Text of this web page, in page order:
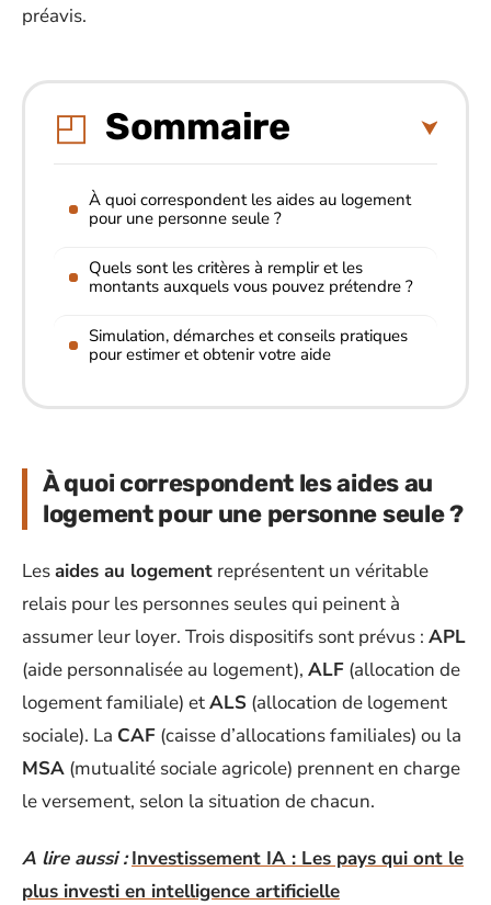
préavis.
Sommaire
À quoi correspondent les aides au logement
pour une personne seule ?
Quels sont les critères à remplir et les
montants auxquels vous pouvez prétendre ?
Simulation, démarches et conseils pratiques
pour estimer et obtenir votre aide
À quoi correspondent les aides au
logement pour une personne seule ?
Lesaides au logement représentent un véritable
relais pour les personnes seules qui peinent à
assumer leur loyer. Trois dispositifs sont prévus : APL
(aide personnalisée au logement), ALF (allocation de
logement familiale) etALS (allocation de logement
sociale). La CAF (caisse d’allocations familiales) ou la
MSA (mutualité sociale agricole) prennent en charge
le versement, selon la situation de chacun.
A lire aussi : Investissement IA : Les pays qui ont le
plus investi en intelligence artificielle